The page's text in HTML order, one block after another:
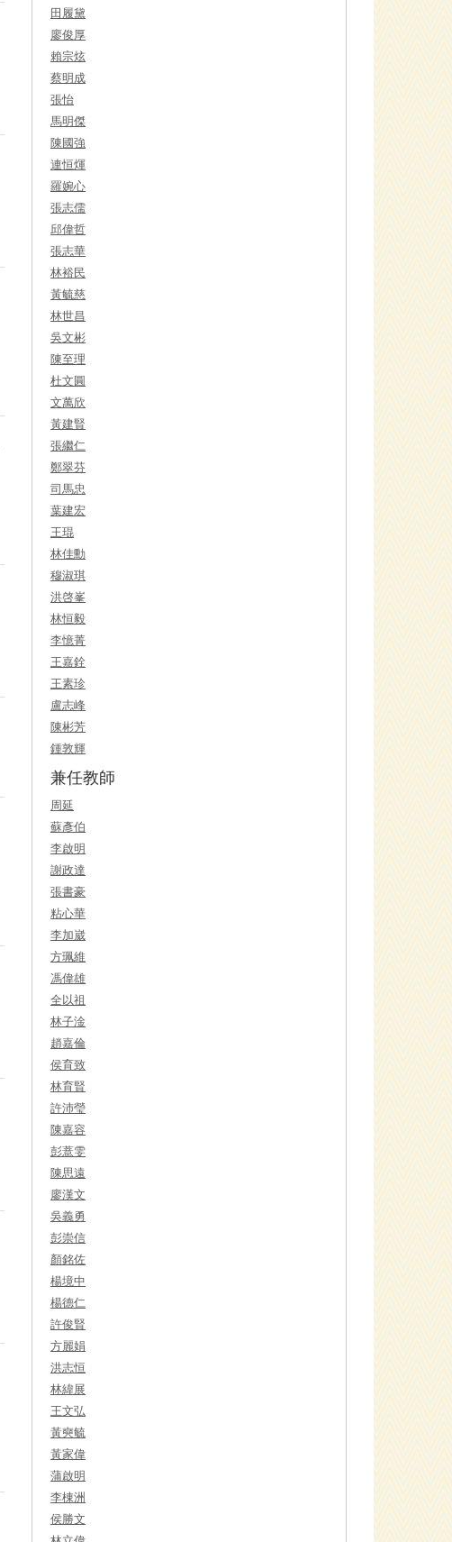
田履黛
廖俊厚
賴宗炫
蔡明成
張怡
馬明傑
陳國強
連恒煇
羅婉心
張志儒
邱偉哲
張志華
林裕民
黃毓慈
林世昌
吳文彬
陳至理
杜文圓
文萬欣
黃建賢
張繼仁
鄭翠芬
司馬忠
葉建宏
王琨
林佳勳
穆淑琪
洪啓峯
林恒毅
李憶菁
王嘉銓
王素珍
盧志峰
陳彬芳
鍾敦輝
兼任教師
周延
蘇彥伯
李啟明
謝政達
張書豪
粘心華
李加崴
方珮維
馮偉雄
全以祖
林子淦
趙嘉倫
侯育致
林育賢
許沛瑩
陳嘉容
彭薏雯
陳思遠
廖漢文
吳義勇
彭崇信
顏銘佐
楊境中
楊德仁
許俊賢
方麗娟
洪志恒
林緯展
王文弘
黃奭毓
黃家偉
蒲啟明
李棟洲
侯勝文